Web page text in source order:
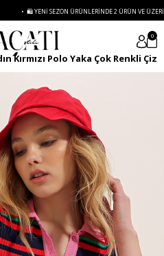
• 🛍️ YENI SEZON ÜRÜNLERINDE 2 ÜRÜN VE ÜZERI
0